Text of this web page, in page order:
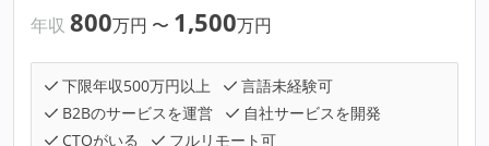
年収 800万円 〜 1,500万円
下限年収500万円以上
言語未経験可
B2Bのサービスを運営
自社サービスを開発
CTOがいる
フルリモート可